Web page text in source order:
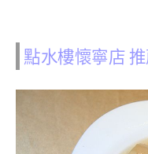
點水樓懷寧店